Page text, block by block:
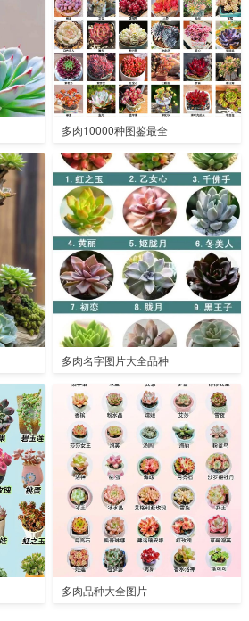
多肉10000种图鉴最全
多肉名字图片大全品种
多肉品种大全图片